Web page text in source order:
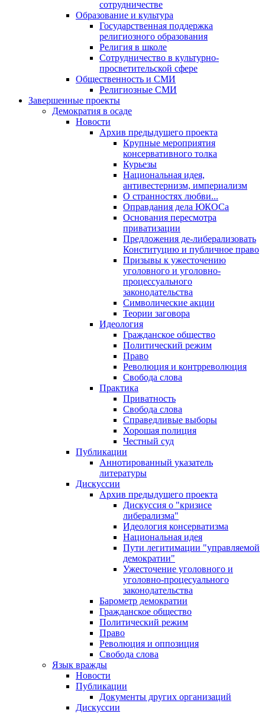
сотрудничестве
Образование и культура
Государственная поддержка
религиозного образования
Религия в школе
Сотрудничество в культурно-
просветительской сфере
Общественность и СМИ
Религиозные СМИ
Завершенные проекты
Демократия в осаде
Новости
Архив предыдущего проекта
Крупные мероприятия
консервативного толка
Курьезы
Национальная идея,
антивестернизм, империализм
О странностях любви...
Оправдания дела ЮКОСа
Основания пересмотра
приватизации
Предложения де-либерализовать
Конституцию и публичное право
Призывы к ужесточению
уголовного и уголовно-
процессуального
законодательства
Символические акции
Теории заговора
Идеология
Гражданское общество
Политический режим
Право
Революция и контрреволюция
Свобода слова
Практика
Приватность
Свобода слова
Справедливые выборы
Хорошая полиция
Честный суд
Публикации
Аннотированный указатель
литературы
Дискуссии
Архив предыдущего проекта
Дискуссия о "кризисе
либерализма"
Идеология консерватизма
Национальная идея
Пути легитимации "управляемой
демократии"
Ужесточение уголовного и
уголовно-процесуального
законодательства
Барометр демократии
Гражданское общество
Политический режим
Право
Революция и оппозиция
Свобода слова
Язык вражды
Новости
Публикации
Документы других организаций
Дискуссии